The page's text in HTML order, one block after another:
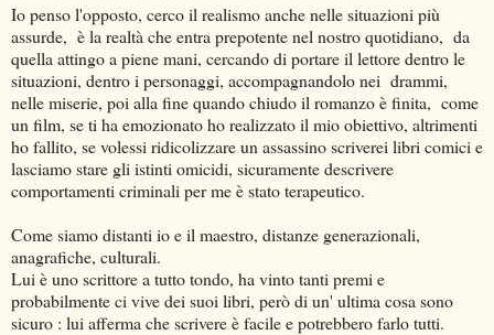
Io penso l'opposto, cerco il realismo anche nelle situazioni più
assurde, è la realtà che entra prepotente nel nostro quotidiano, da
quella attingo a piene mani, cercando di portare il lettore dentro le
situazioni, dentro i personaggi, accompagnandolo nei drammi,
nelle miserie, poi alla fine quando chiudo il romanzo è finita, come
un film, se ti ha emozionato ho realizzato il mio obiettivo, altrimenti
ho fallito, se volessi ridicolizzare un assassino scriverei libri comici e
lasciamo stare gli istinti omicidi, sicuramente descrivere
comportamenti criminali per me è stato terapeutico.
Come siamo distanti io e il maestro, distanze generazionali,
anagrafiche, culturali.
Lui è uno scrittore a tutto tondo, ha vinto tanti premi e
probabilmente ci vive dei suoi libri, però di un' ultima cosa sono
sicuro : lui afferma che scrivere è facile e potrebbero farlo tutti.